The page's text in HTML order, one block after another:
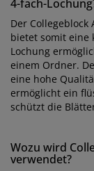
4-fach-
Der
bietet somit eine
Lochung
einem Ordner.
eine hohe
ermöglicht ein
schützt die
Wozu wird
verwendet?